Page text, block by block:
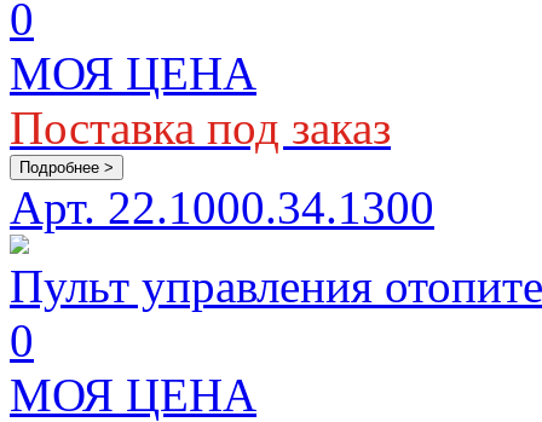
0
МОЯ ЦЕНА
Поставка под заказ
Подробнее >
Арт. 22.1000.34.1300
Пульт управления
0
МОЯ ЦЕНА